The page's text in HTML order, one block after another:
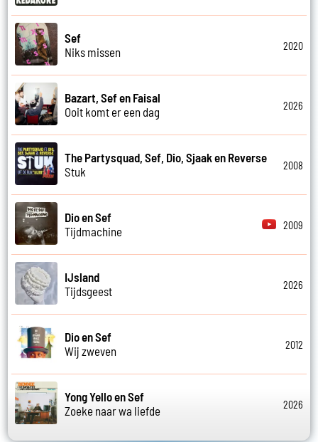
Sef
Niks missen
2020
Bazart, Sef en Faisal
Ooit komt er een dag
2026
The Partysquad, Sef, Dio, Sjaak en Reverse
Stuk
2008
Dio en Sef
Tijdmachine
2009
IJsland
Tijdsgeest
2026
Dio en Sef
Wij zweven
2012
Yong Yello en Sef
Zoeke naar wa liefde
2026